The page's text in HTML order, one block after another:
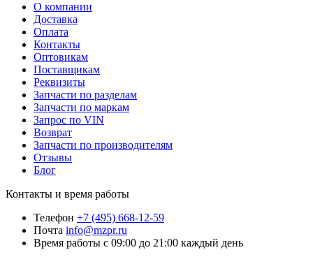
О компании
Доставка
Оплата
Контакты
Оптовикам
Поставщикам
Реквизиты
Запчасти по разделам
Запчасти по маркам
Запрос по VIN
Возврат
Запчасти по производителям
Отзывы
Блог
Контакты и время работы
Телефон +7 (495) 668-12-59
Почта info@mzpr.ru
Время работы с 09:00 до 21:00 каждый день